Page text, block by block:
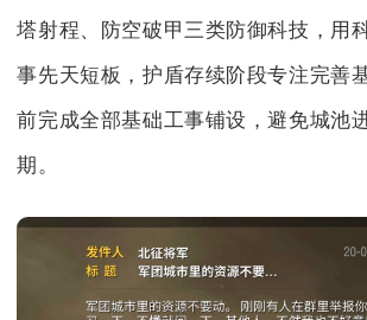
塔射程、防空破甲三类防御科技，用
事先天短板，护盾存续阶段专注完善
前完成全部基础工事铺设，避免城池
期。